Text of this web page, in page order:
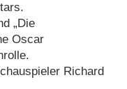
„Die
Oscar
Richard